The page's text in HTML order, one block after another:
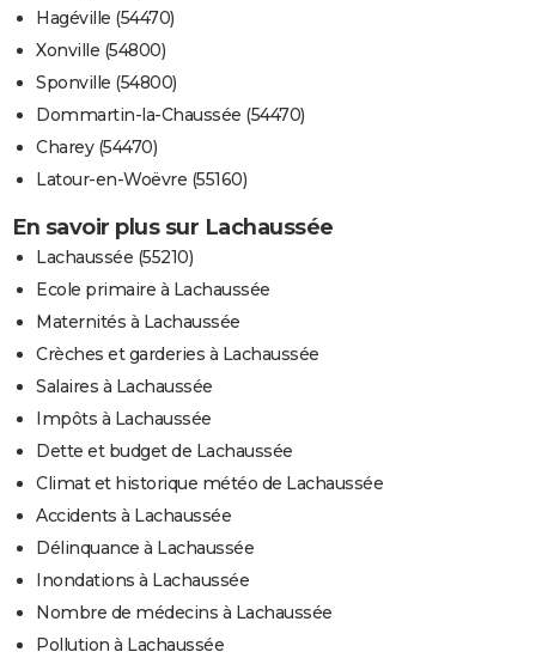
Hagéville (54470)
Xonville (54800)
Sponville (54800)
Dommartin-la-Chaussée (54470)
Charey (54470)
Latour-en-Woëvre (55160)
En savoir plus sur Lachaussée
Lachaussée (55210)
Ecole primaire à Lachaussée
Maternités à Lachaussée
Crèches et garderies à Lachaussée
Salaires à Lachaussée
Impôts à Lachaussée
Dette et budget de Lachaussée
Climat et historique météo de Lachaussée
Accidents à Lachaussée
Délinquance à Lachaussée
Inondations à Lachaussée
Nombre de médecins à Lachaussée
Pollution à Lachaussée